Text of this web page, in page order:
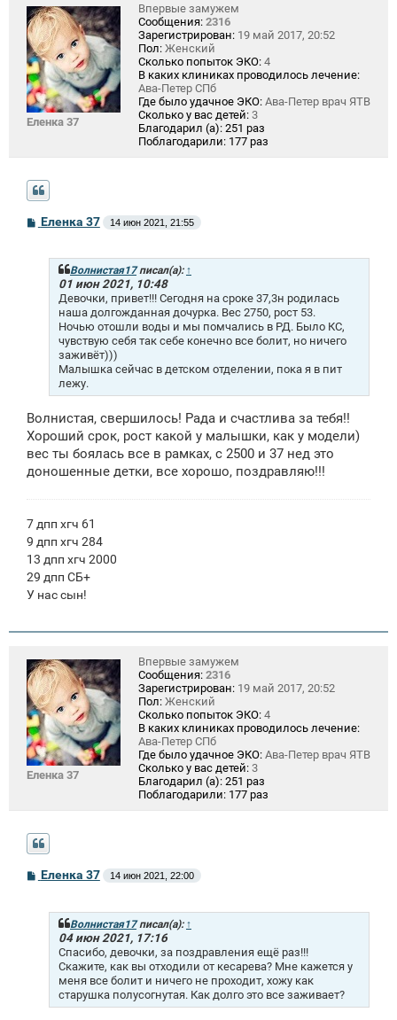
Еленка 37
Впервые замужем
Сообщения: 2316
Зарегистрирован: 19 май 2017, 20:52
Пол: Женский
Сколько попыток ЭКО: 4
В каких клиниках проводилось лечение:
Ава-Петер СПб
Где было удачное ЭКО: Ава-Петер врач ЯТВ
Сколько у вас детей: 3
Благодарил (а): 251 раз
Поблагодарили: 177 раз
С
о
Еленка 37 14 июн 2021, 21:55
Волнистая17писал(а): ↑
01 июн 2021, 10:48
Девочки, привет!!! Сегодня на сроке 37,3н родилась
наша долгожданная дочурка. Вес 2750, рост 53.
Ночью отошли воды и мы помчались в РД. Было КС,
чувствую себя так себе конечно все болит, но ничего
заживёт)))
Малышка сейчас в детском отделении, пока я в пит
лежу.
Волнистая, свершилось! Рада и счастлива за тебя!!
Хороший срок, рост какой у малышки, как у модели)
вес ты боялась все в рамках, с 2500 и 37 нед это
доношенные детки, все хорошо, поздравляю!!!
7 дпп хгч 61
9 дпп хгч 284
13 дпп хгч 2000
29 дпп СБ+
У нас сын!
Еленка 37
Впервые замужем
Сообщения: 2316
Зарегистрирован: 19 май 2017, 20:52
Пол: Женский
Сколько попыток ЭКО: 4
В каких клиниках проводилось лечение:
Ава-Петер СПб
Где было удачное ЭКО: Ава-Петер врач ЯТВ
Сколько у вас детей: 3
Благодарил (а): 251 раз
Поблагодарили: 177 раз
С
о
Еленка 37 14 июн 2021, 22:00
Волнистая17писал(а): ↑
04 июн 2021, 17:16
Спасибо, девочки, за поздравления ещё раз!!!
Скажите, как вы отходили от кесарева? Мне кажется у
меня все болит и ничего не проходит, хожу как
старушка полусогнутая. Как долго это все заживает?